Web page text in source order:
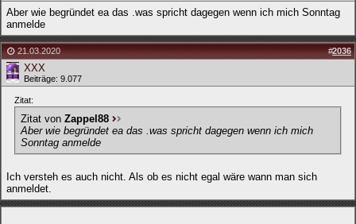
Aber wie begründet ea das .was spricht dagegen wenn ich mich Sonntag
anmelde
21.03.2020 #2036
XXX
Beiträge: 9.077
Zitat:
Zitat von Zappel88
Aber wie begründet ea das .was spricht dagegen wenn ich mich
Sonntag anmelde
Ich versteh es auch nicht. Als ob es nicht egal wäre wann man sich
anmeldet.